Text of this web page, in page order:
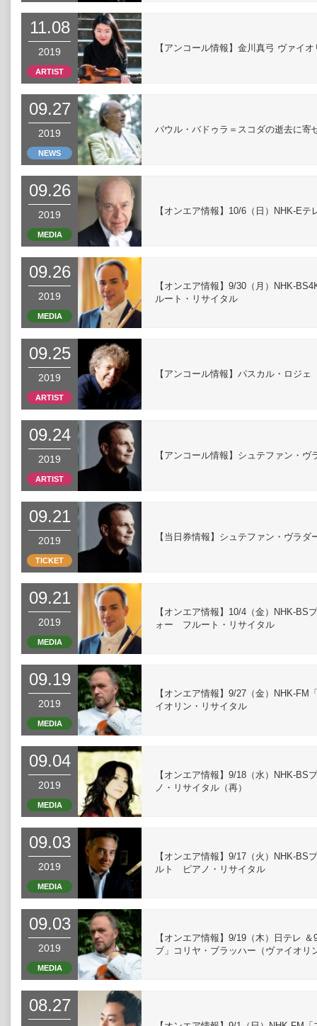
11.08
2019
ARTIST
【アンコール情報】金川真弓 ヴァ
09.27
2019
NEWS
パウル・バドゥラ＝スコダの逝去に寄
09.26
2019
MEDIA
【オンエア情報】10/6（日）NHK-E
09.26
2019
MEDIA
【オンエア情報】9/30（月）NHK-
ルート・リサイタル
09.25
2019
ARTIST
【アンコール情報】パスカル・ロジ
09.24
2019
ARTIST
【アンコール情報】シュテファン・
09.21
2019
TICKET
【当日券情報】シュテファン・ヴラ
09.21
2019
MEDIA
【オンエア情報】10/4（金）NHK-BS
ォー フルート・リサイタル
09.19
2019
MEDIA
【オンエア情報】9/27（金）NHK-
イオリン・リサイタル
09.04
2019
MEDIA
【オンエア情報】9/18（水）NHK-
ノ・リサイタル（再）
09.03
2019
MEDIA
【オンエア情報】9/17（火）NHK-BS
ルト ピアノ・リサイタル
09.03
2019
MEDIA
【オンエア情報】9/19（木）日テレ
ブ」コリヤ・ブラッハー（ヴァイオリ
08.27